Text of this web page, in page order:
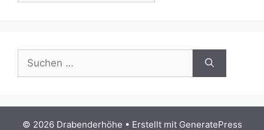
Suchen
nach:
© 2026 Drabenderhöhe • Erstellt mit GeneratePress